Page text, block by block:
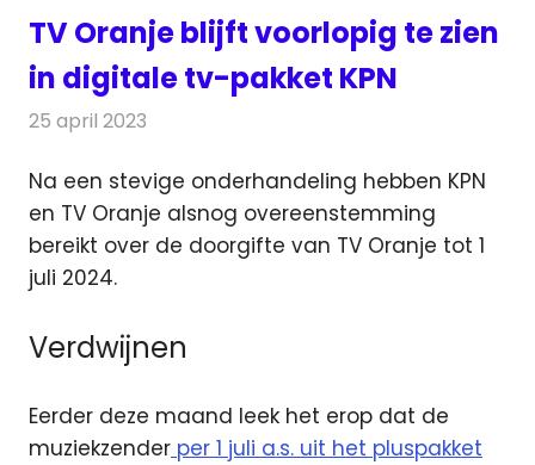
TV Oranje blijft voorlopig te zien
in digitale tv-pakket KPN
25 april 2023
Na een stevige onderhandeling hebben KPN
en TV Oranje alsnog overeenstemming
bereikt over de doorgifte van TV Oranje tot 1
juli 2024.
Verdwijnen
Eerder deze maand leek het erop dat de
muziekzender per 1 juli a.s. uit het pluspakket